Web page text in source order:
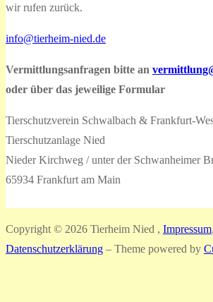
wir rufen zurück.
info@tierheim-nied.de
Vermittlungsanfragen bitte an
oder über das jeweilige Formular
Tierschutzverein Schwalbach & Frankfurt-
Tierschutzanlage Nied
Nieder Kirchweg / unter der Schwanheimer
65934 Frankfurt am Main
Copyright © 2026 Tierheim Nied , Impressum,
Datenschutzerklärung – Theme powered by